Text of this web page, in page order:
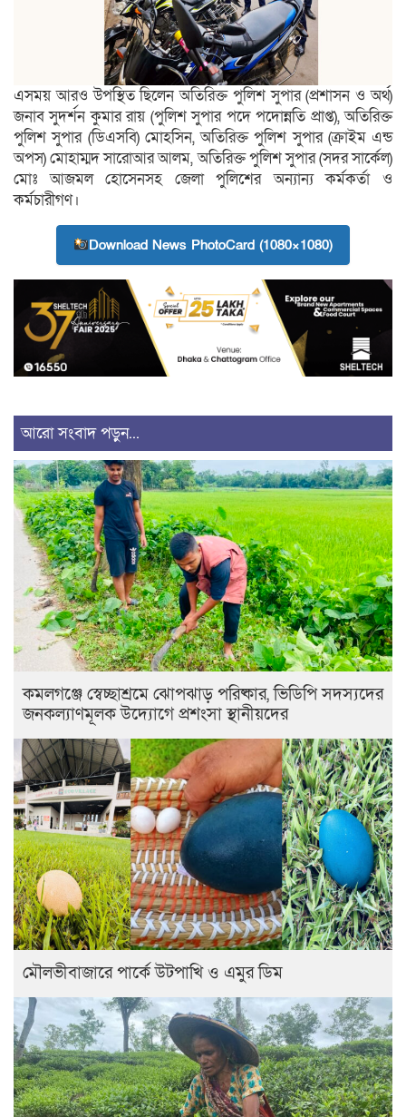
এসময় আরও উপস্থিত ছিলেন অতিরিক্ত পুলিশ সুপার (প্রশাসন ও অর্থ)
জনাব সুদর্শন কুমার রায় (পুলিশ সুপার পদে পদোন্নতি প্রাপ্ত), অতিরিক্ত
পুলিশ সুপার (ডিএসবি) মোহসিন, অতিরিক্ত পুলিশ সুপার (ক্রাইম এন্ড
অপস) মোহাম্মদ সারোআর আলম, অতিরিক্ত পুলিশ সুপার (সদর সার্কেল)
মোঃ আজমল হোসেনসহ জেলা পুলিশের অন্যান্য কর্মকর্তা ও
কর্মচারীগণ।
Download News PhotoCard (1080×1080)
আরো সংবাদ পড়ুন...
কমলগঞ্জে স্বেচ্ছাশ্রমে ঝোপঝাড় পরিষ্কার, ভিডিপি সদস্যদের
জনকল্যাণমূলক উদ্যোগে প্রশংসা স্থানীয়দের
মৌলভীবাজারে পার্কে উটপাখি ও এমুর ডিম